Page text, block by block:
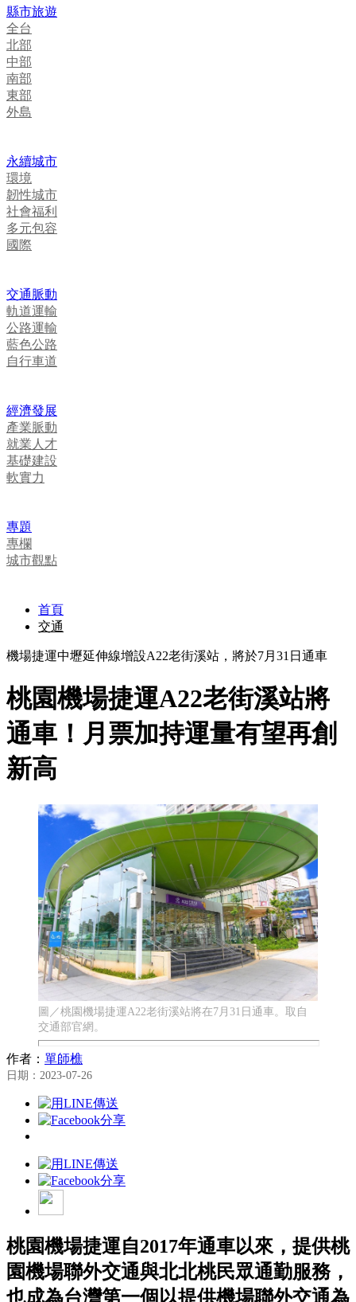
縣市旅遊
全台
北部
中部
南部
東部
外島
永續城市
環境
韌性城市
社會福利
多元包容
國際
交通脈動
軌道運輸
公路運輸
藍色公路
自行車道
經濟發展
產業脈動
就業人才
基礎建設
軟實力
專題
專欄
城市觀點
首頁
交通
機場捷運中壢延伸線增設A22老街溪站，將於7月31日通車
桃園機場捷運A22老街溪站將
通車！月票加持運量有望再創
新高
圖／桃園機場捷運A22老街溪站將在7月31日通車。取自
交通部官網。
作者： 單師樵
日期：2023-07-26
桃園機場捷運自2017年通車以來，提供桃
園機場聯外交通與北北桃民眾通勤服務，
也成為台灣第一個以提供機場聯外交通為